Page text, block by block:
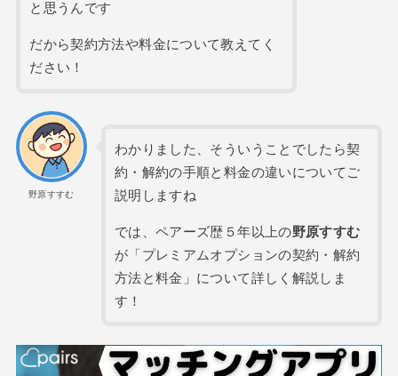
と思うんです
だから契約方法や料金について教えてく
ださい！
野原すすむ
わかりました、そういうことでしたら契
約・解約の手順と料金の違いについてご
説明しますね
では、ペアーズ歴５年以上の野原すすむ
が「プレミアムオプションの契約・解約
方法と料金」について詳しく解説しま
す！